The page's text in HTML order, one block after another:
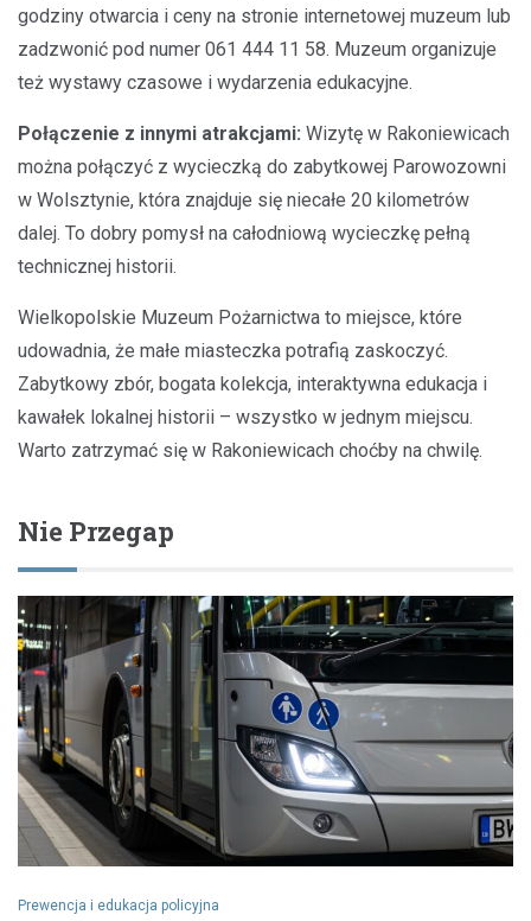
godziny otwarcia i ceny na stronie internetowej muzeum lub
zadzwonić pod numer 061 444 11 58. Muzeum organizuje
też wystawy czasowe i wydarzenia edukacyjne.
Połączenie z innymi atrakcjami: Wizytę w Rakoniewicach
można połączyć z wycieczką do zabytkowej Parowozowni
w Wolsztynie, która znajduje się niecałe 20 kilometrów
dalej. To dobry pomysł na całodniową wycieczkę pełną
technicznej historii.
Wielkopolskie Muzeum Pożarnictwa to miejsce, które
udowadnia, że małe miasteczka potrafią zaskoczyć.
Zabytkowy zbór, bogata kolekcja, interaktywna edukacja i
kawałek lokalnej historii – wszystko w jednym miejscu.
Warto zatrzymać się w Rakoniewicach choćby na chwilę.
Nie Przegap
Prewencja i edukacja policyjna